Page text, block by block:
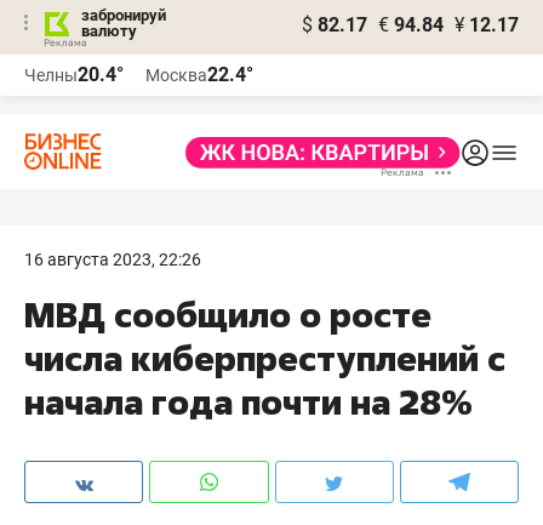
забронируй
валюту
$ 82.17 € 94.84 ¥ 12.17
Челны20.4° Москва22.4°
16 августа 2023, 22:26
МВД сообщило о росте
числа киберпреступлений с
начала года почти на 28%